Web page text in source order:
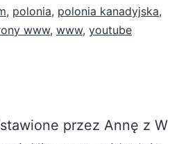
, polonia, polonia kanadyjska,
www, www, youtube
przez Annę z W